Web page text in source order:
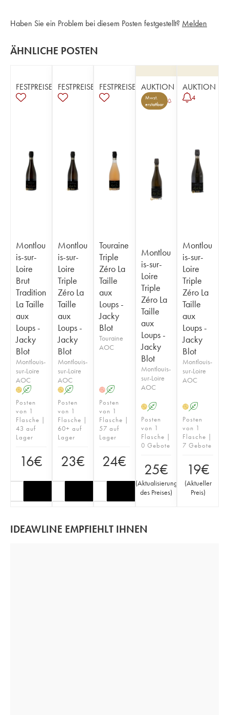
Haben Sie ein Problem bei diesem Posten festgestellt? Melden
ÄHNLICHE POSTEN
FESTPREISE
Montlou
is-sur-
Loire
Brut
Tradition
La Taille
aux
Loups -
Jacky
Blot
Montlouis-
sur-Loire
AOC
H A
Posten
von 1
Flasche |
43 auf
Lager
16€
FESTPREISE
Montlou
is-sur-
Loire
Triple
Zéro La
Taille
aux
Loups -
Jacky
Blot
Montlouis-
sur-Loire
AOC
HA
Posten
von 1
Flasche |
60+ auf
Lager
23€
FESTPREISE
Touraine
Triple
Zéro La
Taille
aux
Loups -
Jacky
Blot
Touraine
AOC
H A
Posten
von 1
Flasche |
57 auf
Lager
24€
AUKTION
Mwst.
erstattbar
Montlou
is-sur-
Loire
Triple
Zéro La
Taille
aux
Loups -
Jacky
Blot
Montlouis-
sur-Loire
AOC
HA
Posten
von 1
Flasche |
0 Gebote
25€
(Aktualisierung
des Preises)
AUKTION
4
Montlou
is-sur-
Loire
Triple
Zéro La
Taille
aux
Loups -
Jacky
Blot
Montlouis-
sur-Loire
AOC
H A
Posten
von 1
Flasche |
7 Gebote
19€
(Aktueller
Preis)
IDEAWLINE EMPFIEHLT IHNEN